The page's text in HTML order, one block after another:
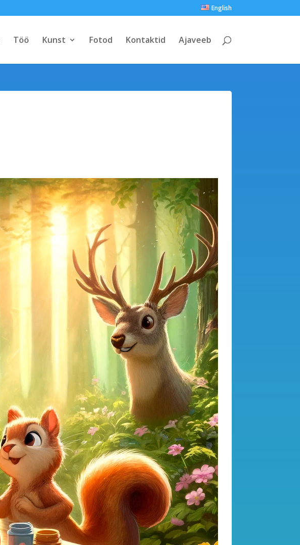
English
Töö Kunst Fotod Kontaktid Ajaveeb